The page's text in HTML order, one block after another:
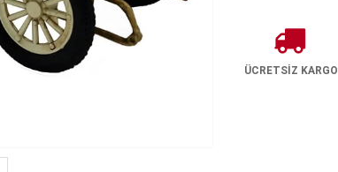
ÜCRETSİZ KARGO